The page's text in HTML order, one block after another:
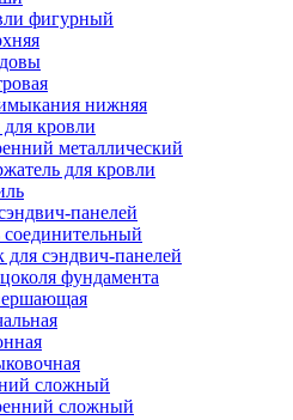
фигурный
нижняя
кровли
металлический
для кровли
панелей
сэндвич-панелей
фундамента
сложный
сложный